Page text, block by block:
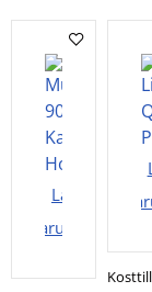
Lägg i
varukorgen